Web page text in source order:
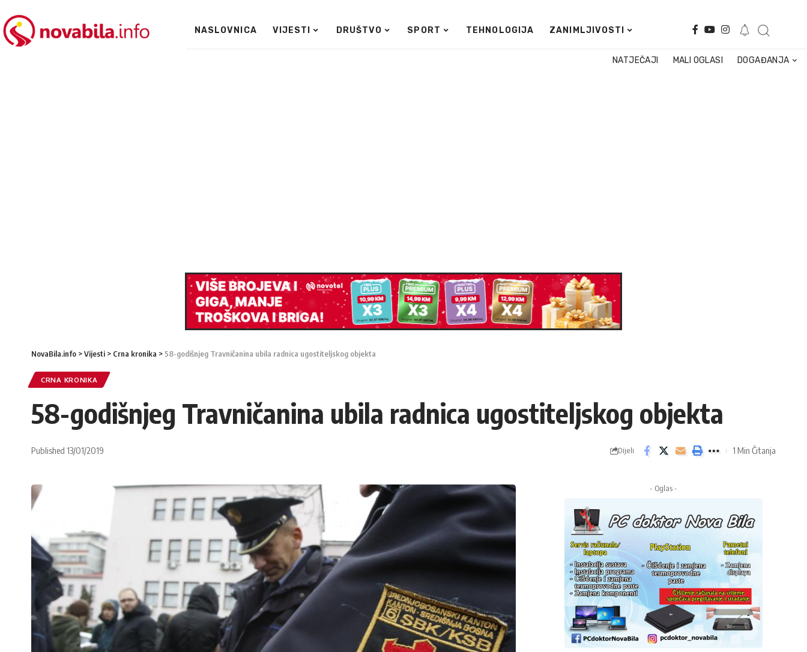
NASLOVNICA VIJESTI DRUŠTVO SPORT TEHNOLOGIJA ZANIMLJIVOSTI
NATJEČAJI MALI OGLASI DOGAĐANJA
NovaBila.info >Vijesti > Crna kronika > 58-godišnjeg Travničanina ubila radnica ugostiteljskog objekta
CRNA KRONIKA
58-godišnjeg Travničanina ubila radnica ugostiteljskog objekta
Published 13/01/2019 Dijeli 1 Min Čitanja
- Oglas -